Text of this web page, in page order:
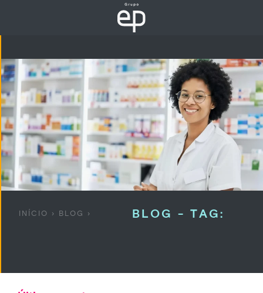
INÍCIO › BLOG › BLOG - TAG: